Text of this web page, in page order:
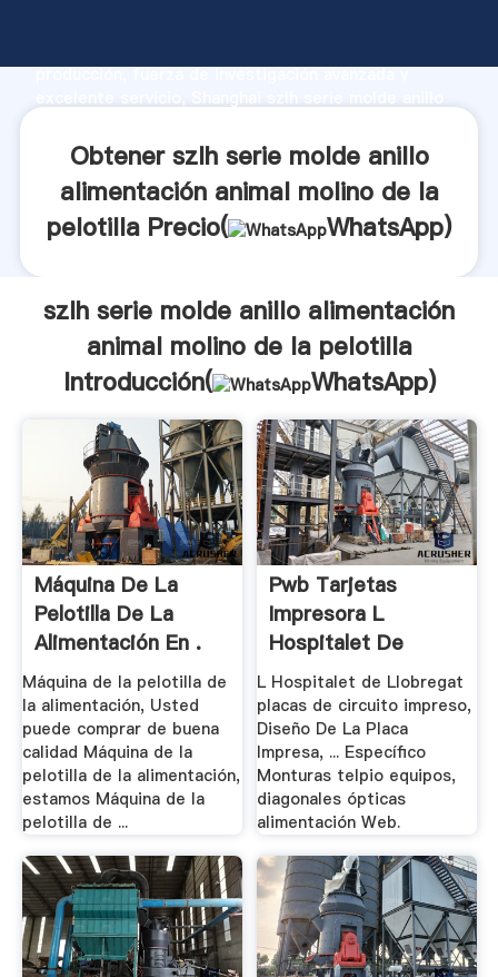
producción, fuerza de investigación avanzada y
crea el valor y aporta valores a todos los clientes.
Obtener szlh serie molde anillo
alimentación animal molino de la
pelotilla Precio(
WhatsApp)
szlh serie molde anillo alimentación
animal molino de la pelotilla
Introducción(
WhatsApp)
Máquina De La
Pelotilla De La
Alimentación En .
Máquina de la pelotilla de
la alimentación, Usted
puede comprar de buena
calidad Máquina de la
pelotilla de la alimentación,
estamos Máquina de la
pelotilla de ...
Pwb Tarjetas
Impresora L
Hospitalet De
Llobregat .
L Hospitalet de Llobregat
placas de circuito impreso,
Diseño De La Placa
Impresa, ... Específico
Monturas telpio equipos,
diagonales ópticas
alimentación Web.